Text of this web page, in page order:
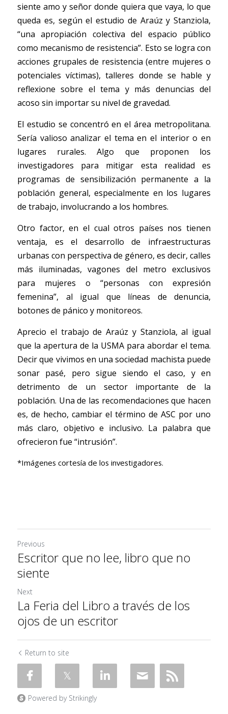
siente amo y señor donde quiera que vaya, lo que
queda es, según el estudio de Araúz y Stanziola,
“una apropiación colectiva del espacio público
como mecanismo de resistencia”. Esto se logra con
acciones grupales de resistencia (entre mujeres o
potenciales víctimas), talleres donde se hable y
reflexione sobre el tema y más denuncias del
acoso sin importar su nivel de gravedad.
El estudio se concentró en el área metropolitana.
Sería valioso analizar el tema en el interior o en
lugares rurales. Algo que proponen los
investigadores para mitigar esta realidad es
programas de sensibilización permanente a la
población general, especialmente en los lugares
de trabajo, involucrando a los hombres.
Otro factor, en el cual otros países nos tienen
ventaja, es el desarrollo de infraestructuras
urbanas con perspectiva de género, es decir, calles
más iluminadas, vagones del metro exclusivos
para mujeres o “personas con expresión
femenina”, al igual que líneas de denuncia,
botones de pánico y monitoreos.
Aprecio el trabajo de Araúz y Stanziola, al igual
que la apertura de la USMA para abordar el tema.
Decir que vivimos en una sociedad machista puede
sonar pasé, pero sigue siendo el caso, y en
detrimento de un sector importante de la
población. Una de las recomendaciones que hacen
es, de hecho, cambiar el término de ASC por uno
más claro, objetivo e inclusivo. La palabra que
ofrecieron fue “intrusión”.
*Imágenes cortesía de los investigadores.
Previous
Escritor que no lee, libro que no
siente
Next
La Feria del Libro a través de los
ojos de un escritor
Return to site
Powered by Strikingly